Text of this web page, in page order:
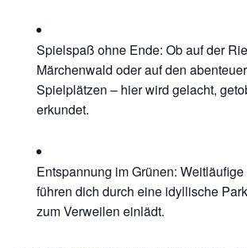
Spielspaß ohne Ende: Ob auf der
Märchenwald oder auf den
Spielplätzen – hier wird gelacht,
erkundet.
Entspannung im Grünen:
führen dich durch eine idyllische
zum Verweilen einlädt.